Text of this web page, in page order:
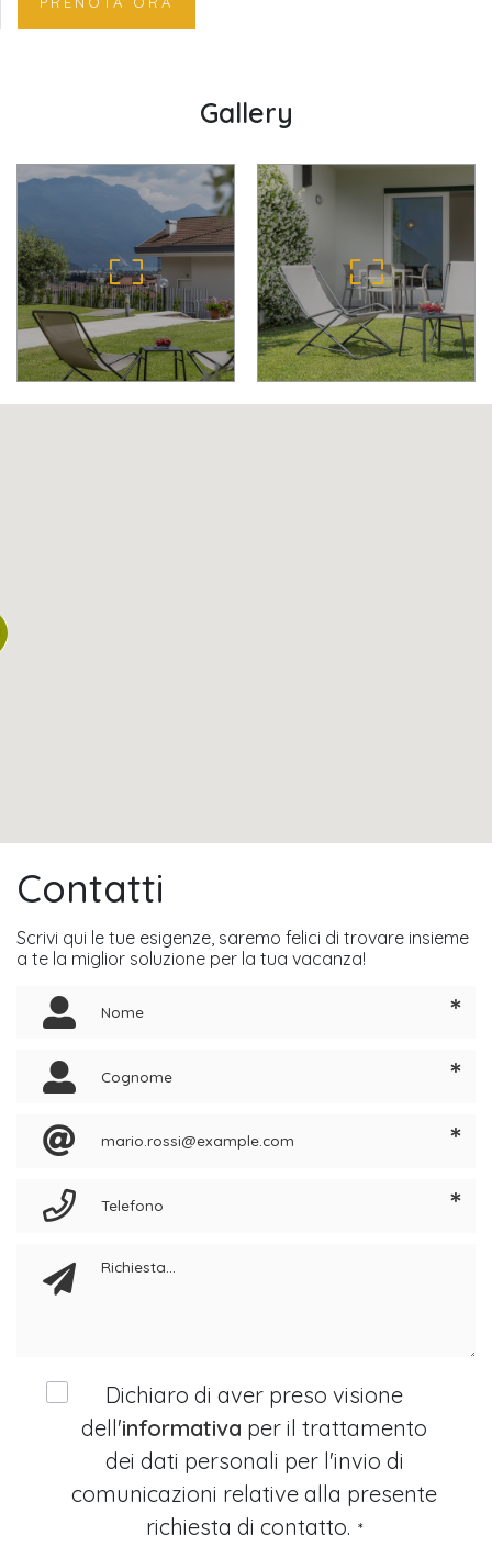
Gallery
Contatti
Scrivi qui le tue esigenze, saremo felici di trovare insieme
a te la miglior soluzione per la tua vacanza!
*
*
*
*
Dichiaro di aver preso visione
dell'informativa per il trattamento
dei dati personali per l'invio di
comunicazioni relative alla presente
richiesta di contatto. *